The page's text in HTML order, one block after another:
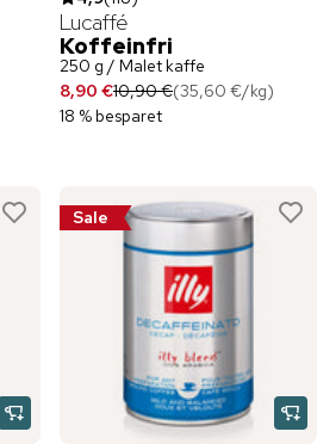
Lucaffé
Koffeinfri
250 g / Malet kaffe
8,90 €10,90 €(35,60 €/kg)
18 % besparet
Sale